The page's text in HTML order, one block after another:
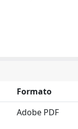
Formato
Adobe PDF